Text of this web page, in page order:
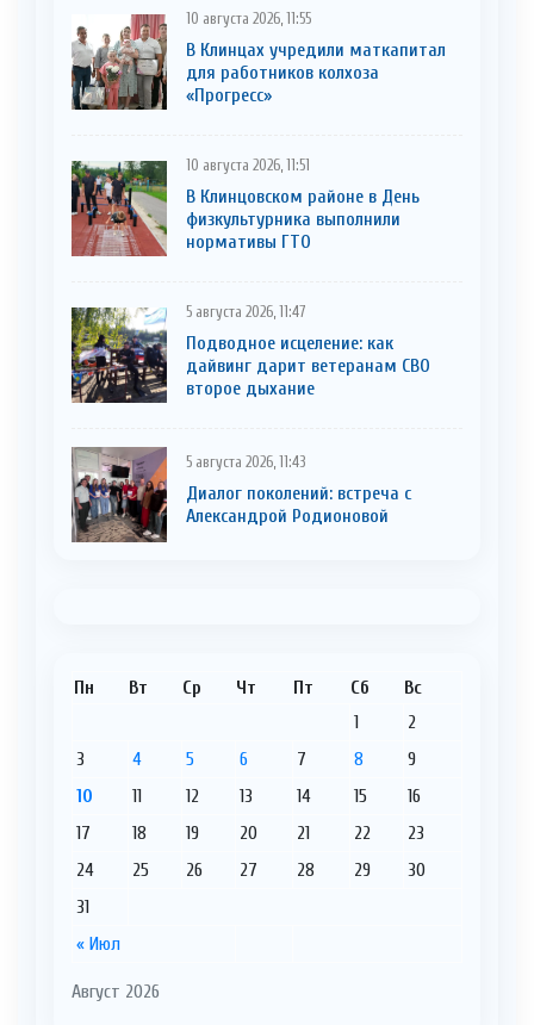
10 августа 2026, 11:55
В Клинцах учредили маткапитал
для работников колхоза
«Прогресс»
10 августа 2026, 11:51
В Клинцовском районе в День
физкультурника выполнили
нормативы ГТО
5 августа 2026, 11:47
Подводное исцеление: как
дайвинг дарит ветеранам СВО
второе дыхание
5 августа 2026, 11:43
Диалог поколений: встреча с
Александрой Родионовой
Август 2026
Пн Вт Ср Чт Пт Сб Вс
« Июл
1
2
3
4 5 6 7 8
9
10
11 12 13 14 15
16
17
18 19 20 21 22
23
24
25 26 27 28 29
30
31